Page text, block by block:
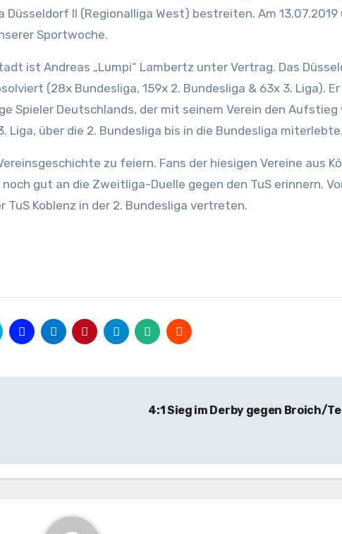
II (Regionalliga West) bestreiten. Am 13.07.2019
Sportwoche.
ist Andreas „Lumpi“ Lambertz unter Vertrag. Das
(28x Bundesliga, 159x 2. Bundesliga & 63x 3. Liga).
Spieler Deutschlands, der mit seinem Verein den Aufstieg
Liga, über die 2. Bundesliga bis in die Bundesliga
zu feiern. Fans der hiesigen Vereine aus
gut an die Zweitliga-Duelle gegen den TuS erinnern.
Koblenz in der 2. Bundesliga vertreten.
4:1 Sieg im Derby gegen Broich/